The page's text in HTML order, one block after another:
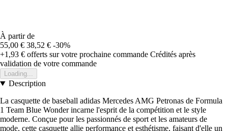
À partir de
55,00 € 38,52 € -30%
+1,93 € offerts sur votre prochaine commande Crédités après
validation de votre commande
Loading...
Description
La casquette de baseball adidas Mercedes AMG Petronas de Formula
1 Team Blue Wonder incarne l'esprit de la compétition et le style
moderne. Conçue pour les passionnés de sport et les amateurs de
mode, cette casquette allie performance et esthétisme, faisant d'elle un